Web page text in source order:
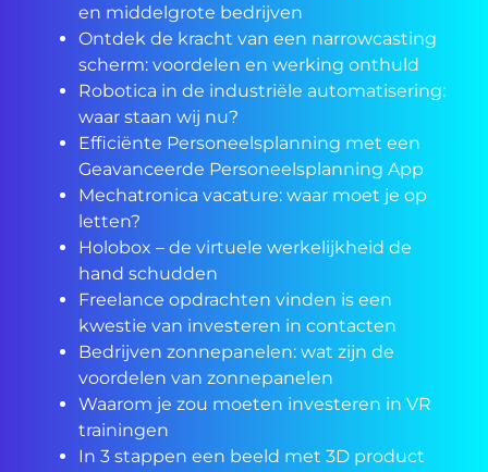
en middelgrote bedrijven
Ontdek de kracht van een narrowcasting
scherm: voordelen en werking onthuld
Robotica in de industriële automatisering:
waar staan wij nu?
Efficiënte Personeelsplanning met een
Geavanceerde Personeelsplanning App
Mechatronica vacature: waar moet je op
letten?
Holobox – de virtuele werkelijkheid de
hand schudden
Freelance opdrachten vinden is een
kwestie van investeren in contacten
Bedrijven zonnepanelen: wat zijn de
voordelen van zonnepanelen
Waarom je zou moeten investeren in VR
trainingen
In 3 stappen een beeld met 3D product